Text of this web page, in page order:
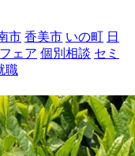
市 香美市 いの町 日
フェア 個別相談 セミ
職